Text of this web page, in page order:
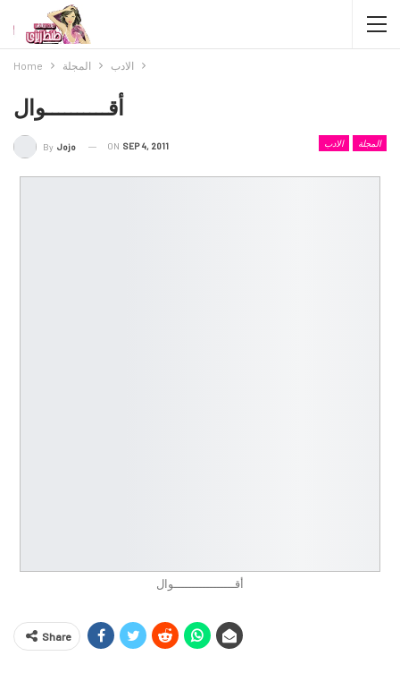
Home المجلة الادب
أقــــــــــوال
الادب المجلة By Jojo ON SEP 4, 2011
أقـــــــــــــــــوال
Share